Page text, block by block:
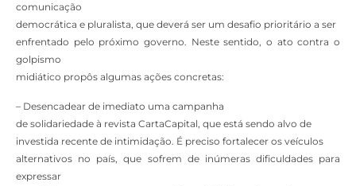
comunicação
democrática e pluralista, que deverá ser um desafio prioritário a ser
enfrentado pelo próximo governo. Neste sentido, o ato contra o
golpismo
midiático propôs algumas ações concretas:
– Desencadear de imediato uma campanha
de solidariedade à revista CartaCapital, que está sendo alvo de
investida recente de intimidação. É preciso fortalecer os veículos
alternativos no país, que sofrem de inúmeras dificuldades para
expressar